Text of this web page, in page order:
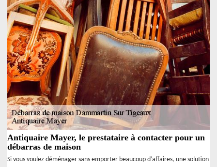
Antiquaire Mayer, le prestataire à contacter pour un
débarras de maison
Si vous voulez déménager sans emporter beaucoup d’affaires, une solution